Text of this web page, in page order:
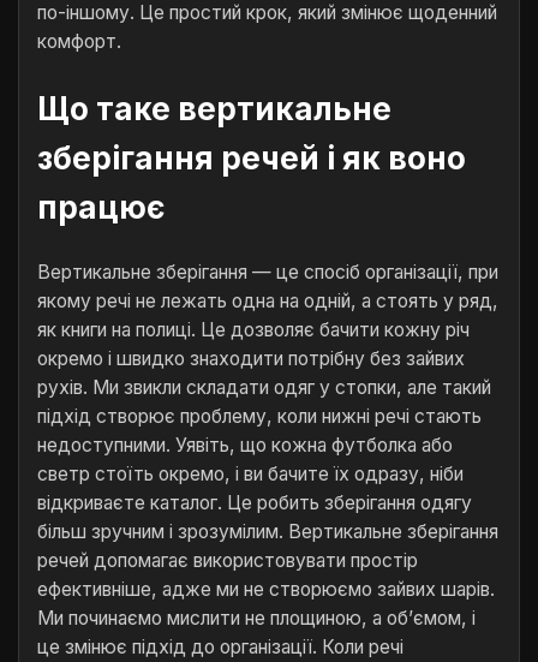
по-іншому. Це простий крок, який змінює щоденний
комфорт.
Що таке вертикальне
зберігання речей і як воно
працює
Вертикальне зберігання — це спосіб організації, при
якому речі не лежать одна на одній, а стоять у ряд,
як книги на полиці. Це дозволяє бачити кожну річ
окремо і швидко знаходити потрібну без зайвих
рухів. Ми звикли складати одяг у стопки, але такий
підхід створює проблему, коли нижні речі стають
недоступними. Уявіть, що кожна футболка або
светр стоїть окремо, і ви бачите їх одразу, ніби
відкриваєте каталог. Це робить зберігання одягу
більш зручним і зрозумілим. Вертикальне зберігання
речей допомагає використовувати простір
ефективніше, адже ми не створюємо зайвих шарів.
Ми починаємо мислити не площиною, а об’ємом, і
це змінює підхід до організації. Коли речі